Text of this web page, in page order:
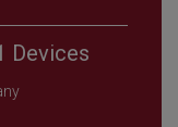
Devices